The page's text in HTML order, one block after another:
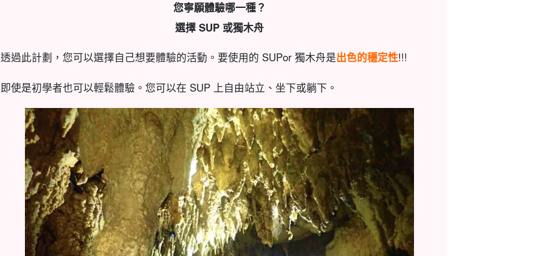
您寧願體驗哪一種？
選擇 SUP 或獨木舟
透過此計劃，您可以選擇自己想要體驗的活動。要使用的 SUPor 獨木舟是出色的穩定性!!!
即使是初學者也可以輕鬆體驗。 您可以在 SUP 上自由站立、坐下或躺下。